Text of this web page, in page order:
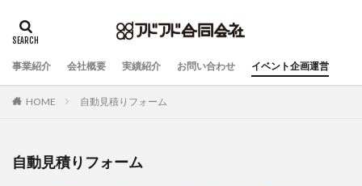
事業紹介 会社概要 実績紹介 お問い合わせ イベント企画運営
HOME 自動見積りフォーム
自動見積りフォーム